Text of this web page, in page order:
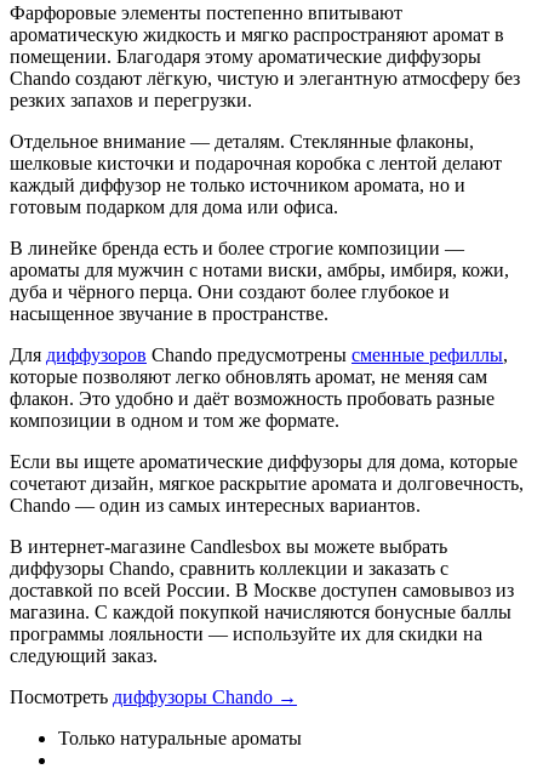
Фарфоровые элементы постепенно впитывают
ароматическую жидкость и мягко распространяют аромат в
помещении. Благодаря этому ароматические диффузоры
Chando создают лёгкую, чистую и элегантную атмосферу без
резких запахов и перегрузки.
Отдельное внимание — деталям. Стеклянные флаконы,
шелковые кисточки и подарочная коробка с лентой делают
каждый диффузор не только источником аромата, но и
готовым подарком для дома или офиса.
В линейке бренда есть и более строгие композиции —
ароматы для мужчин с нотами виски, амбры, имбиря, кожи,
дуба и чёрного перца. Они создают более глубокое и
насыщенное звучание в пространстве.
Для диффузоров Chando предусмотрены сменные рефиллы,
которые позволяют легко обновлять аромат, не меняя сам
флакон. Это удобно и даёт возможность пробовать разные
композиции в одном и том же формате.
Если вы ищете ароматические диффузоры для дома, которые
сочетают дизайн, мягкое раскрытие аромата и долговечность,
Chando — один из самых интересных вариантов.
В интернет-магазине Candlesbox вы можете выбрать
диффузоры Chando, сравнить коллекции и заказать с
доставкой по всей России. В Москве доступен самовывоз из
магазина. С каждой покупкой начисляются бонусные баллы
программы лояльности — используйте их для скидки на
следующий заказ.
Посмотреть диффузоры Chando →
Только натуральные ароматы